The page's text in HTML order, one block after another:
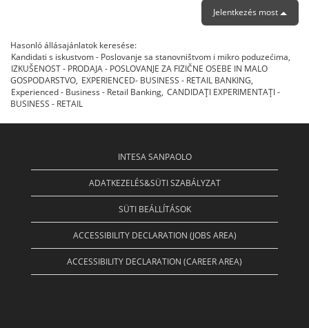
Jelentkezés most
Hasonló állásajánlatok keresése:
Kandidati s iskustvom - Poslovanje sa stanovništvom i mikro poduzećima,
IZKUŠENOST - PRODAJA - POSLOVANJE ZA FIZIČNE OSEBE IN MALO
GOSPODARSTVO, EXPERIENCED- BUSINESS - RETAIL BANKING,
Experienced - Business - Retail Banking, CANDIDAŢI EXPERIMENTAŢI -
BUSINESS - RETAIL
INTESA SANPAOLO
ADATKEZELÉS&SÜTI SZABÁLYZAT
SÜTI BEÁLLÍTÁSOK
ACCESSIBILITY DECLARATION (JOBS AREA)
ACCESSIBILITY DECLARATION (CAREER AREA)